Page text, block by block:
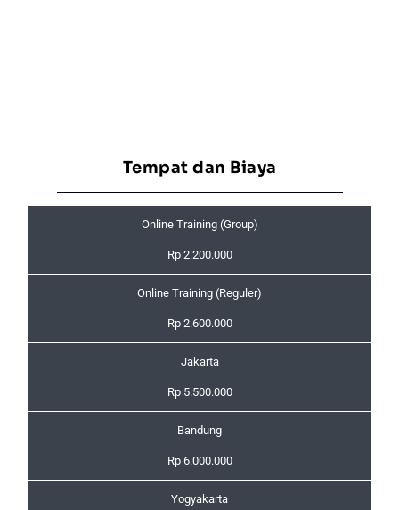
Tempat dan Biaya
Online Training (Group)
Rp 2.200.000
Online Training (Reguler)
Rp 2.600.000
Jakarta
Rp 5.500.000
Bandung
Rp 6.000.000
Yogyakarta